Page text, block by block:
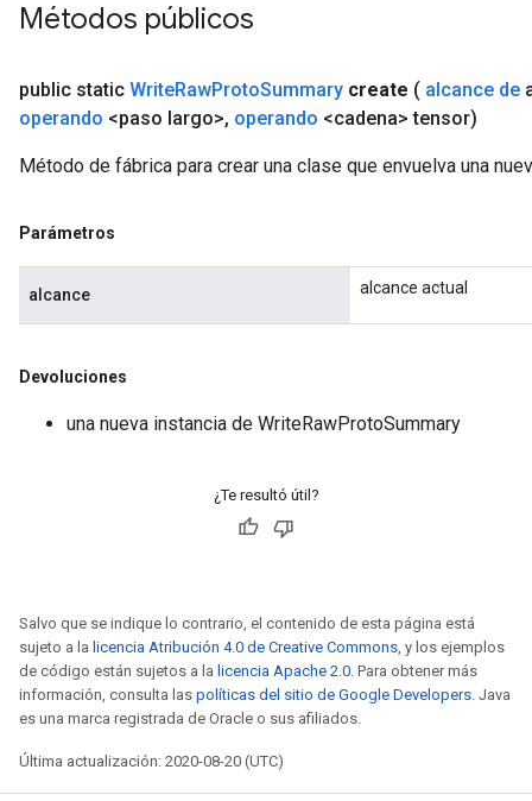
Métodos públicos
public static WriteRawProtoSummary create ( alcance de
operando <paso largo>, operando <cadena> tensor)
Método de fábrica para crear una clase que envuelva una
Parámetros
alcance alcance actual
Devoluciones
una nueva instancia de WriteRawProtoSummary
¿Te resultó útil?
Salvo que se indique lo contrario, el contenido de esta página está
sujeto a la licencia Atribución 4.0 de Creative Commons, y los ejemplos
de código están sujetos a la licencia Apache 2.0. Para obtener más
información, consulta las políticas del sitio de Google Developers. Java
es una marca registrada de Oracle o sus afiliados.
Última actualización: 2020-08-20 (UTC)